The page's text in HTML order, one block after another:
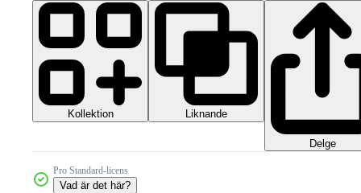
Kollektion Liknande
Delge
Pro Standard-licens
Vad är det här?